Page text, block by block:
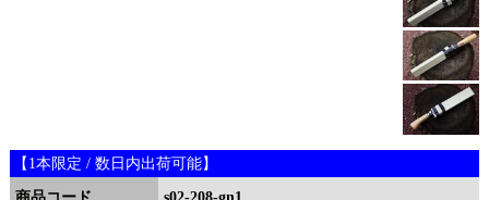
【1本限定 / 数日内出荷可能】